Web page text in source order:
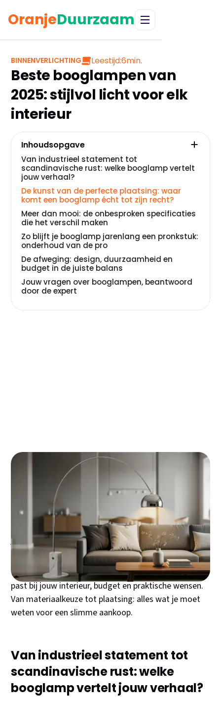
OranjeDuurzaam
BINNENVERLICHTING Leestijd:6min.
Beste booglampen van
2025: stijlvol licht voor elk
interieur
Een booglamp is meer dan verlichting - het is een
architecturaal statement dat jouw ruimte instant
transformeert. Of je nu kiest voor een minimalistische
moderne uitvoering of een opvallende XXL-variant, de
juiste booglamp creëert sfeer daar waar traditionele
plafondlampen tekortschieten.
Deze gids helpt je de perfecte booglamp kiezen die
past bij jouw interieur, budget en praktische wensen.
Van materiaalkeuze tot plaatsing: alles wat je moet
weten voor een slimme aankoop.
Van industrieel statement tot
scandinavische rust: welke
booglamp vertelt jouw verhaal?
Inhoudsopgave
Van industrieel statement tot
scandinavische rust: welke booglamp vertelt
jouw verhaal?
De kunst van de perfecte plaatsing: waar
komt een booglamp écht tot zijn recht?
Meer dan mooi: de onbesproken specificaties
die het verschil maken
Zo blijft je booglamp jarenlang een pronkstuk:
onderhoud van de pro
De afweging: design, duurzaamheid en
budget in de juiste balans
Jouw vragen over booglampen, beantwoord
door de expert